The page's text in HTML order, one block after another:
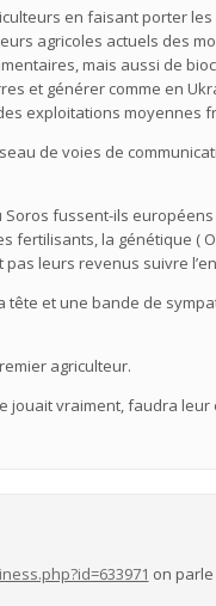
en faisant porter les
agricoles actuels des
mais aussi de
et générer comme en
exploitations moyennes
de voies de
fussent-ils
la génétique (
leurs revenus suivre
tête et une bande de
agriculteur.
jouait vraiment, faudra
on parle